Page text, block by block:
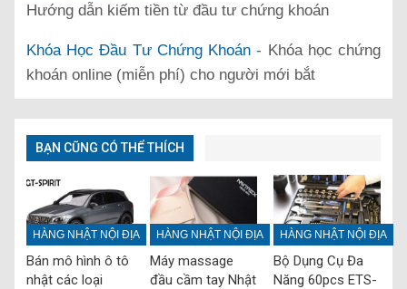
Hướng dẫn kiếm tiền từ đầu tư chứng khoán
Khóa Học Đầu Tư Chứng Khoán - Khóa học chứng
khoán online (miễn phí) cho người mới bắt
BẠN CŨNG CÓ THỂ THÍCH
HÀNG NHẬT NỘI ĐỊA
Bán mô hình ô tô
nhật các loại
HÀNG NHẬT NỘI ĐỊA
Máy massage
đầu cầm tay Nhật
HÀNG NHẬT NỘI ĐỊA
Bộ Dụng Cụ Đa
Năng 60pcs ETS-